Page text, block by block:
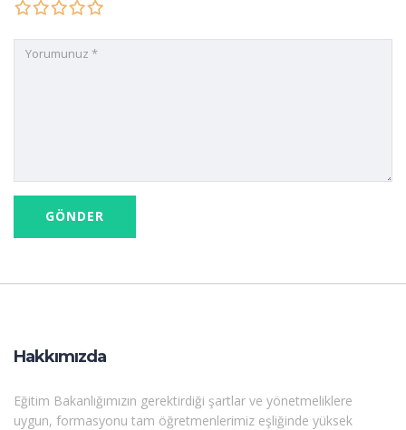
Hakkımızda
Eğitim Bakanlığımızın gerektirdiği şartlar ve yönetmeliklere
uygun, formasyonu tam öğretmenlerimiz eşliğinde yüksek